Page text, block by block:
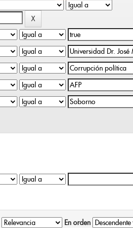
En orden